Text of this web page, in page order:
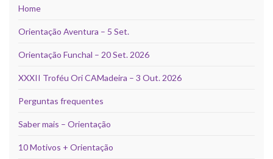
Home
Orientação Aventura – 5 Set.
Orientação Funchal – 20 Set. 2026
XXXII Troféu Ori CAMadeira – 3 Out. 2026
Perguntas frequentes
Saber mais – Orientação
10 Motivos + Orientação